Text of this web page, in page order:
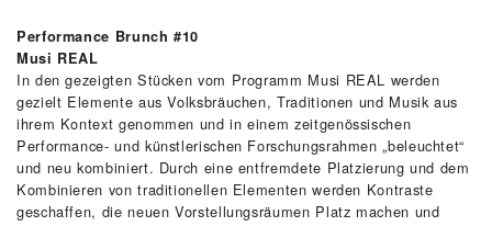
Performance Brunch #10
Musi REAL
In den gezeigten Stücken vom Programm Musi REAL werden
gezielt Elemente aus Volksbräuchen, Traditionen und Musik aus
ihrem Kontext genommen und in einem zeitgenössischen
Performance- und künstlerischen Forschungsrahmen „beleuchtet“
und neu kombiniert. Durch eine entfremdete Platzierung und dem
Kombinieren von traditionellen Elementen werden Kontraste
geschaffen, die neuen Vorstellungsräumen Platz machen und